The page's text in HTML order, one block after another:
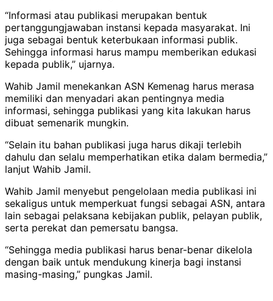
“Informasi atau publikasi merupakan bentuk
pertanggungjawaban instansi kepada masyarakat. Ini
juga sebagai bentuk keterbukaan informasi publik.
Sehingga informasi harus mampu memberikan edukasi
kepada publik,” ujarnya.
Wahib Jamil menekankan ASN Kemenag harus merasa
memiliki dan menyadari akan pentingnya media
informasi, sehingga publikasi yang kita lakukan harus
dibuat semenarik mungkin.
“Selain itu bahan publikasi juga harus dikaji terlebih
dahulu dan selalu memperhatikan etika dalam bermedia,”
lanjut Wahib Jamil.
Wahib Jamil menyebut pengelolaan media publikasi ini
sekaligus untuk memperkuat fungsi sebagai ASN, antara
lain sebagai pelaksana kebijakan publik, pelayan publik,
serta perekat dan pemersatu bangsa.
“Sehingga media publikasi harus benar-benar dikelola
dengan baik untuk mendukung kinerja bagi instansi
masing-masing,” pungkas Jamil.